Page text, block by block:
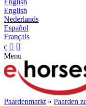
English
English
Nederlands
Español
Français
c  
Menu
Paardenmarkt » Paarden